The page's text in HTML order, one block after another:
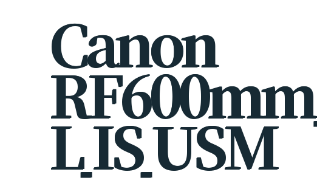
Canon
RF600mm
LISUSM